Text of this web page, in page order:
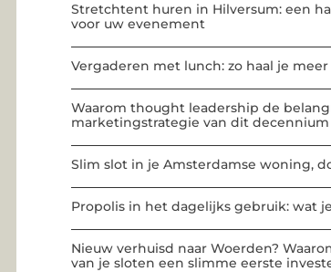
Stretchtent huren in Hilversum: een
voor uw evenement
Vergaderen met lunch: zo haal je
Waarom thought leadership de
marketingstrategie van dit decennium
Slim slot in je Amsterdamse woning,
Propolis in het dagelijks gebruik: wat
Nieuw verhuisd naar Woerden?
van je sloten een slimme eerste